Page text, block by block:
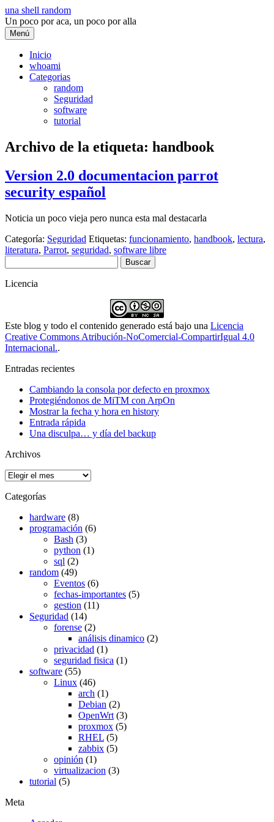
Saltar
al
contenido
una shell random
Un poco por aca, un poco por alla
Menú
Inicio
whoami
Categorias
random
Seguridad
software
tutorial
Archivo de la etiqueta: handbook
Version 2.0 documentacion parrot
security español
Noticia un poco vieja pero nunca esta mal destacarla
Categoría: Seguridad Etiquetas: funcionamiento, handbook, lectura,
literatura, Parrot, seguridad, software libre
Licencia
Este blog y todo el contenido generado está bajo una Licencia
Creative Commons Atribución-NoComercial-CompartirIgual 4.0
Internacional..
Entradas recientes
Cambiando la consola por defecto en proxmox
Protegiéndonos de MiTM con ArpOn
Mostrar la fecha y hora en history
Entrada rápida
Una disculpa… y día del backup
Archivos
Archivos
Categorías
hardware (8)
programación (6)
Bash (3)
python (1)
sql (2)
random (49)
Eventos (6)
fechas-importantes (5)
gestion (11)
Seguridad (14)
forense (2)
análisis dinamico (2)
privacidad (1)
seguridad fisica (1)
software (55)
Linux (46)
arch (1)
Debian (2)
OpenWrt (3)
proxmox (5)
RHEL (5)
zabbix (5)
opinión (1)
virtualizacion (3)
tutorial (5)
Meta